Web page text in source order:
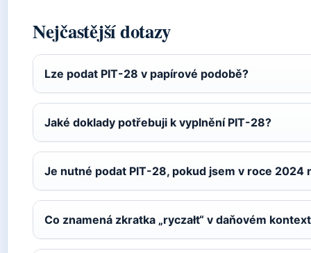
Nejčastější dotazy
Lze podat PIT-28 v papírové podobě?
Jaké doklady potřebuji k vyplnění PIT-28?
Je nutné podat PIT-28, pokud jsem v roce 2024
Co znamená zkratka „ryczałt“ v daňovém